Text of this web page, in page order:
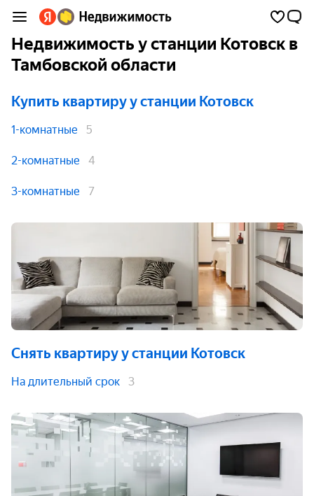
Недвижимость у станции Котовск в
Тамбовской области
Купить квартируу станции Котовск
1-комнатные 5
2-комнатные 4
3-комнатные 7
Снять квартируу станции Котовск
На длительный срок 3